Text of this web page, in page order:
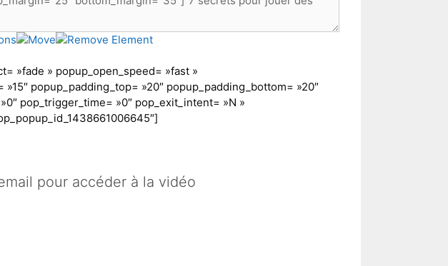
»fade » popup_open_speed= »fast »
popup_padding_top= »20″ popup_padding_bottom= »20″
pop_trigger_time= »0″ pop_exit_intent= »N »
pour accéder à la vidéo